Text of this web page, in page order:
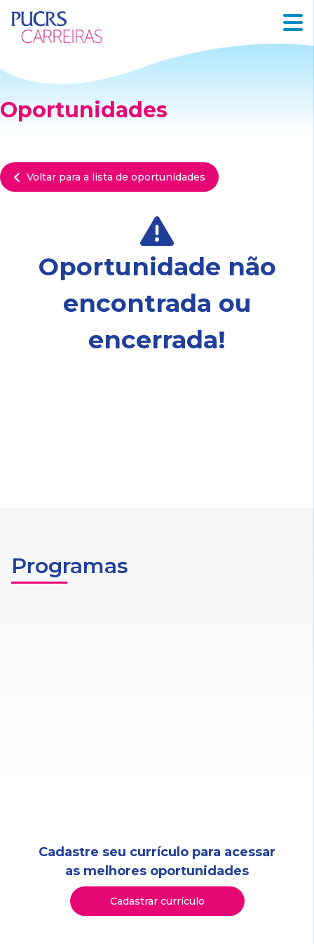
Oportunidades
Voltar para a lista de oportunidades
Oportunidade não
encontrada ou
encerrada!
Programas
Cadastre seu currículo para acessar
as melhores oportunidades
Cadastrar currículo